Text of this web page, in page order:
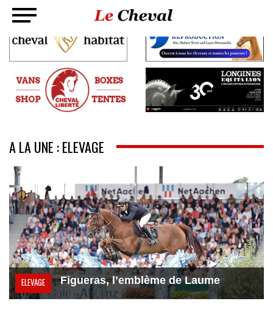
A LA UNE : ELEVAGE
ELEVAGE Figueras, l’emblème de Laume